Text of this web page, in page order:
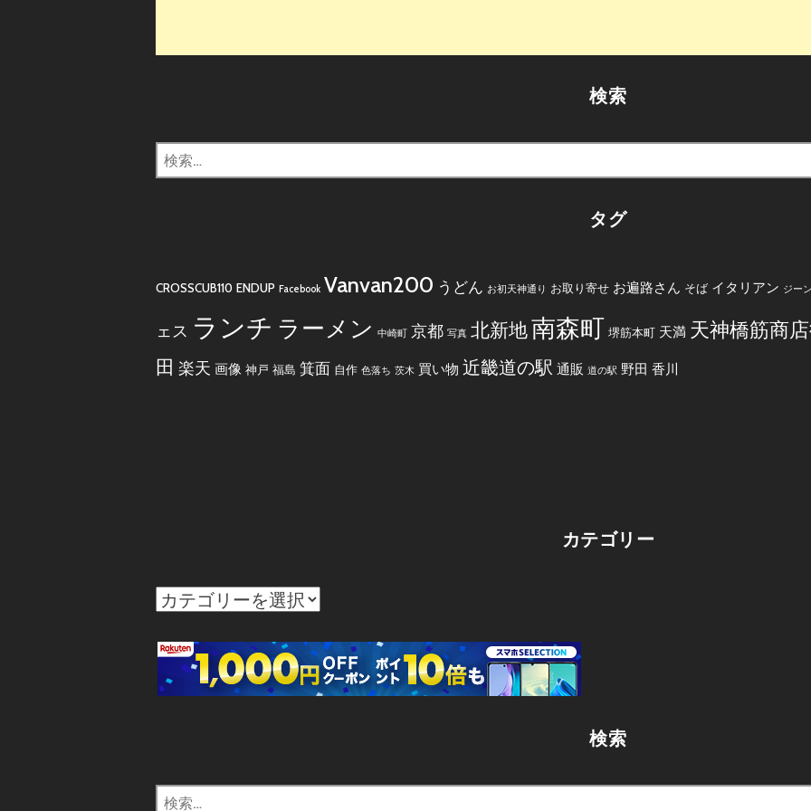
検索
検
索:
タグ
CROSSCUB110 ENDUP Facebook Vanvan200 うどん お初天神通り お取り寄せ お遍路さん そば イタリアン ジー
ェス ランチ ラーメン 中崎町 京都 写真 北新地南森町 堺筋本町 天満 天神橋筋商
田 楽天 画像 神戸 福島 箕面 自作 色落ち 茨木 買い物 近畿道の駅 通販 道の駅 野田 香川
カテゴリー
カ
ゴ
リ
ー
検索
検